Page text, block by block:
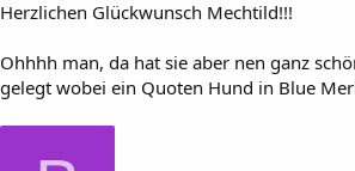
Herzlichen Glückwunsch Mechtild!!!
Ohhhh man, da hat sie aber nen ganz
gelegt wobei ein Quoten Hund in Blue